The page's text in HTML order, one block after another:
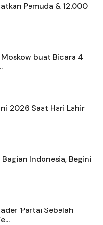
Pemuda & 12.000
buat Bicara 4
2026 Saat Hari Lahir
Indonesia, Begini
'Partai Sebelah'